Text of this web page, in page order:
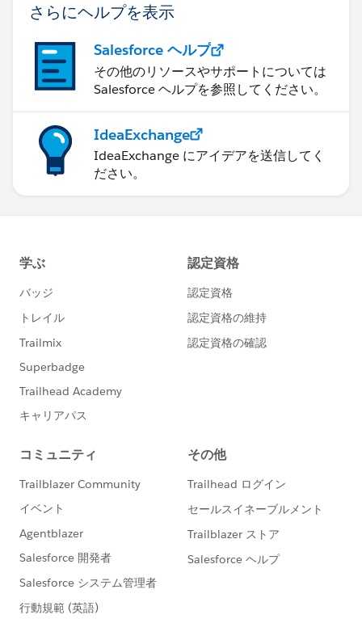
さらにヘルプを表示
Salesforce ヘルプ
その他のリソースやサポートについては
Salesforce ヘルプを参照してください。
IdeaExchange
IdeaExchange にアイデアを送信してく
ださい。